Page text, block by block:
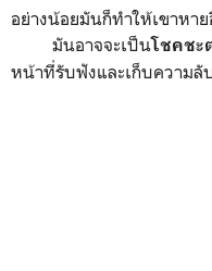
อย่างน้อยมันก็ทำให้เขาหา
มันอาจจะเป็นโชคชะ
หน้าที่รับฟังและเก็บความลั